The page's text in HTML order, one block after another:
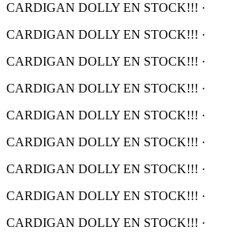
CARDIGAN DOLLY EN STOCK!!! ·
CARDIGAN DOLLY EN STOCK!!! ·
CARDIGAN DOLLY EN STOCK!!! ·
CARDIGAN DOLLY EN STOCK!!! ·
CARDIGAN DOLLY EN STOCK!!! ·
CARDIGAN DOLLY EN STOCK!!! ·
CARDIGAN DOLLY EN STOCK!!! ·
CARDIGAN DOLLY EN STOCK!!! ·
CARDIGAN DOLLY EN STOCK!!! ·